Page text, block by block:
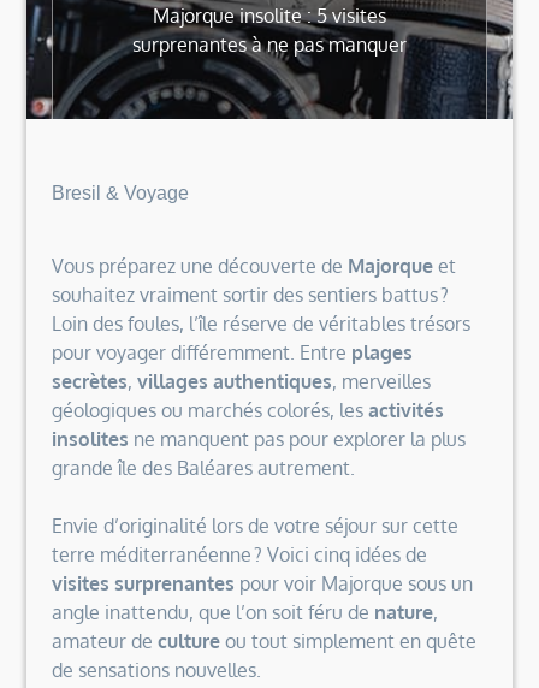
Majorque insolite : 5 visites
surprenantes à ne pas manquer
Bresil & Voyage
Vous préparez une découverte de Majorqueet
souhaitez vraiment sortir des sentiers battus ?
Loin des foules, l’île réserve de véritables trésors
pour voyager différemment. Entre plages
secrètes, villages authentiques, merveilles
géologiques ou marchés colorés, les activités
insolites ne manquent pas pour explorer la plus
grande île des Baléares autrement.
Envie d’originalité lors de votre séjour sur cette
terre méditerranéenne ? Voici cinq idées de
visites surprenantes pour voir Majorque sous un
angle inattendu, que l’on soit féru de nature,
amateur de cultureou tout simplement en quête
de sensations nouvelles.